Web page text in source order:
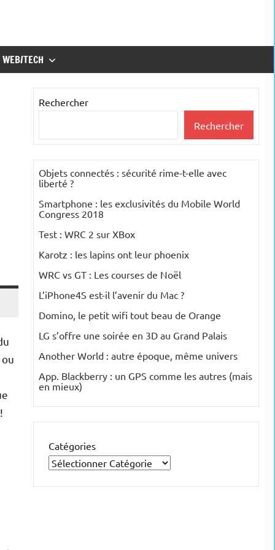
WEB/TECH
Rechercher
Rechercher
Objets connectés : sécurité rime-t-elle avec
liberté ?
Smartphone : les exclusivités du Mobile World
Congress 2018
Test : WRC 2 sur XBox
Karotz : les lapins ont leur phoenix
WRC vs GT : Les courses de Noël
L’iPhone4S est-il l’avenir du Mac ?
Domino, le petit wifi tout beau de Orange
LG s’offre une soirée en 3D au Grand Palais
Another World : autre époque, même univers
App. Blackberry : un GPS comme les autres (mais
en mieux)
Catégories